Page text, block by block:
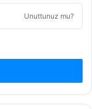
Unuttunuz mu?